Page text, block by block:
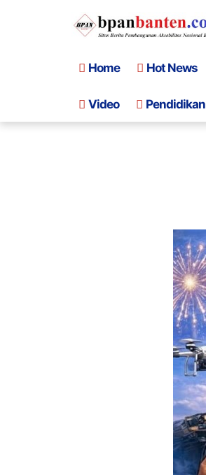
Home Hot News
Video Pendidikan